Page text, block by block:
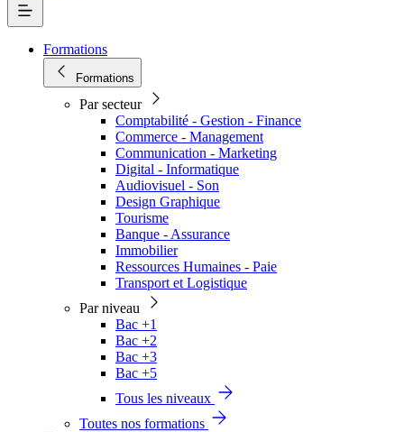
Formations
Formations
Par secteur
Comptabilité - Gestion - Finance
Commerce - Management
Communication - Marketing
Digital - Informatique
Audiovisuel - Son
Design Graphique
Tourisme
Banque - Assurance
Immobilier
Ressources Humaines - Paie
Transport et Logistique
Par niveau
Bac +1
Bac +2
Bac +3
Bac +5
Tous les niveaux
Toutes nos formations